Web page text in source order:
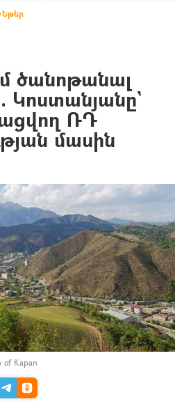
Եթեր
ծանոթանալ
Կոստանյանը`
ՌԴ
մասին
of Kapan